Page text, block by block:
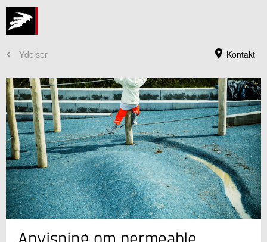
Kontakt
Ydelser
Jeg er din kontaktperson
Maja Skovgaard